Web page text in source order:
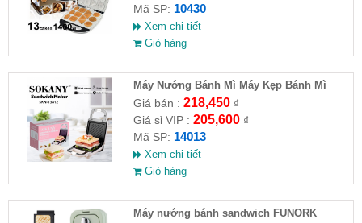
Mã SP: 10430
Xem chi tiết
Giỏ hàng
Máy Nướng Bánh Mì Máy Kẹp Bánh Mì
Sandwich SOKANY SKN-14013
Giá bán : 218,450₫
Giá sỉ VIP : 205,600₫
Mã SP: 14013
Xem chi tiết
Giỏ hàng
Máy nướng bánh sandwich FUNORK